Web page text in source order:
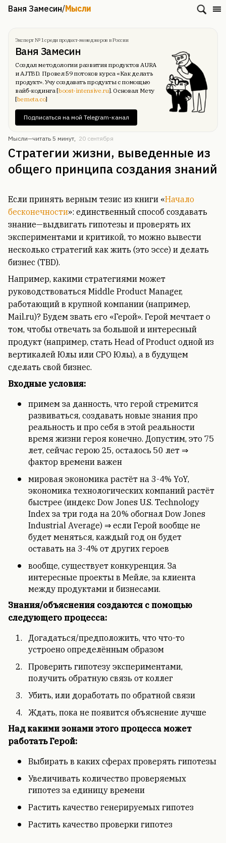
Ваня Замесин/Мысли
Эксперт № 1 среди продакт-менеджеров в России
Ваня Замесин
Создал методологии развития продуктов AURA
и AJTBD. Провел 59 потоков курса «Как делать
продукт». Учу создавать продукты с помощью
вайб-кодинга [boost-intensive.ru]. Основал Мету
[bemeta.co]
Подписаться на мой Telegram-канал
Мысли—читать 5 минут, 20 сентября
Стратегии жизни, выведенные из
общего принципа создания знаний
Если принять верным тезис из книги «Начало
бесконечности»: единственный способ создавать
знание—выдвигать гипотезы и проверять их
экспериментами и критикой, то можно вывести
несколько стратегий как жить (это эссе) и делать
бизнес (TBD).
Например, какими стратегиями может
руководствоваться Middle Product Manager,
работающий в крупной компании (например,
Mail.ru)? Будем звать его «Герой». Герой мечтает о
том, чтобы отвечать за большой и интересный
продукт (например, стать Head of Product одной из
вертикалей Юлы или CPO Юлы), а в будущем
сделать свой бизнес.
Входные условия:
примем за данность, что герой стремится
развиваться, создавать новые знания про
реальность и про себя в этой реальности
время жизни героя конечно. Допустим, это 75
лет, сейчас герою 25, осталось 50 лет ⇒
фактор времени важен
мировая экономика растёт на 3-4% YoY,
экономика технологических компаний растёт
быстрее (индекс Dow Jones U.S. Technology
Index за три года на 20% обогнал Dow Jones
Industrial Average) ⇒ если Герой вообще не
будет меняться, каждый год он будет
оставать на 3-4% от других героев
вообще, существует конкуренция. За
интересные проекты в Мейле, за клиента
между продуктами и бизнесами.
Знания/объяснения создаются с помощью
следующего процесса:
Догадаться/предположить, что что-то
устроено определённым образом
Проверить гипотезу экспериментами,
получить обратную связь от коллег
Убить, или доработать по обратной связи
Ждать, пока не появится объяснение лучше
Над какими зонами этого процесса может
работать Герой:
Выбирать в каких сферах проверять гипотезы
Увеличивать количество проверяемых
гипотез за единицу времени
Растить качество генерируемых гипотез
Растить качество проверки гипотез